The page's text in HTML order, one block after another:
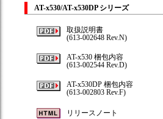
AT-x530/AT-x530DP シリーズ
取扱説明書
(613-002648 Rev.N)
AT-x530 梱包内容
(613-002544 Rev.D)
AT-x530DP 梱包内容
(613-002803 Rev.F)
リリースノート